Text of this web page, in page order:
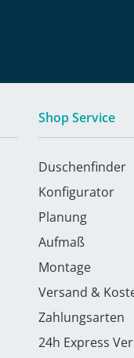
Shop Service
Duschenfinder
Konfigurator
Planung
Aufmaß
Montage
Versand &
Zahlungsarten
24h Express